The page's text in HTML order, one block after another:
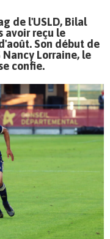
de l'USLD, Bilal
avoir reçu le
Son début de
Lorraine, le
confie.